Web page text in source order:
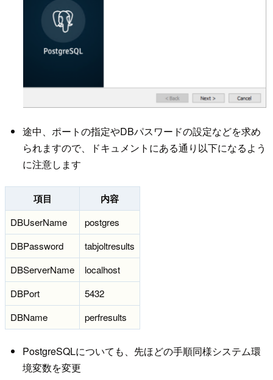
途中、ポートの指定やDBパスワードの設定などを求め
られますので、ドキュメントにある通り以下になるよう
に注意します
項目 内容
DBUserName
postgres
DBPassword
tabjoltresults
DBServerName
localhost
DBPort
5432
DBName
perfresults
PostgreSQLについても、先ほどの手順同様システム環
境変数を変更